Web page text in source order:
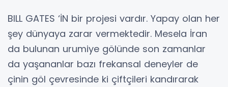
BILL GATES ‘İN bir projesi vardır. Yapay olan her
şey dünyaya zarar vermektedir. Mesela İran
da bulunan urumiye gölünde son zamanlar
da yaşananlar bazı frekansal deneyler de
çinin göl çevresinde ki çiftçileri kandırarak